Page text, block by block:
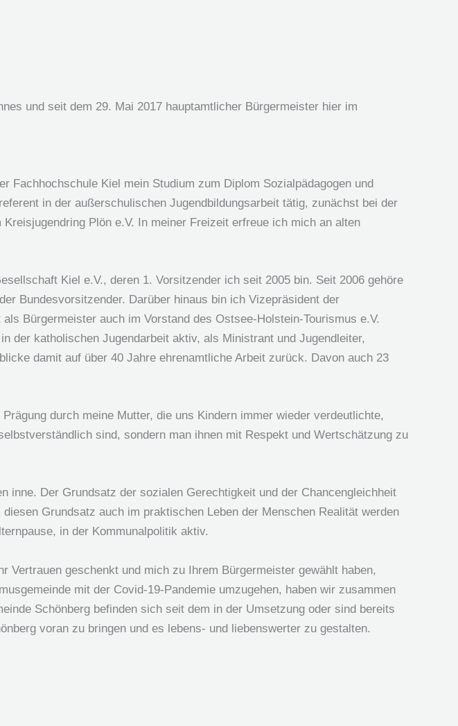
und seit dem 29. Mai 2017 hauptamtlicher Bürgermeister hier im
Fachhochschule Kiel mein Studium zum Diplom Sozialpädagogen und
in der außerschulischen Jugendbildungsarbeit tätig, zunächst bei der
Plön e.V. In meiner Freizeit erfreue ich mich an alten
Kiel e.V., deren 1. Vorsitzender ich seit 2005 bin. Seit 2006 gehöre
Bundesvorsitzender. Darüber hinaus bin ich Vizepräsident der
Bürgermeister auch im Vorstand des Ostsee-Holstein-Tourismus e.V.
der katholischen Jugendarbeit aktiv, als Ministrant und Jugendleiter,
damit auf über 40 Jahre ehrenamtliche Arbeit zurück. Davon auch 23
durch meine Mutter, die uns Kindern immer wieder verdeutlichte,
sind, sondern man ihnen mit Respekt und Wertschätzung zu
inne. Der Grundsatz der sozialen Gerechtigkeit und der Chancengleichheit
Grundsatz auch im praktischen Leben der Menschen Realität werden
in der Kommunalpolitik aktiv.
Vertrauen geschenkt und mich zu Ihrem Bürgermeister gewählt haben,
mit der Covid-19-Pandemie umzugehen, haben wir zusammen
Schönberg befinden sich seit dem in der Umsetzung oder sind bereits
voran zu bringen und es lebens- und liebenswerter zu gestalten.